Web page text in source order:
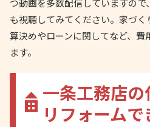
つ動画を多数配信していますの
も視聴してみてください。家づ
算決めやローンに関してなど、費
ます。
一条工務店
リフォームで